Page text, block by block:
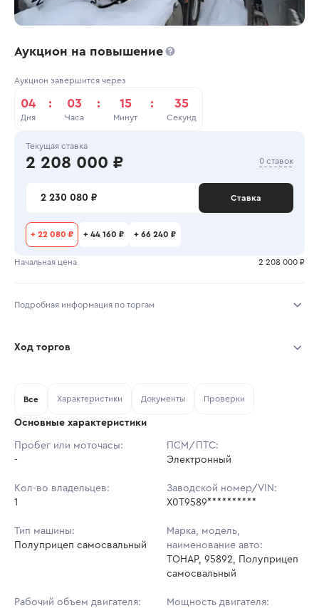
Аукцион на повышение
Аукцион завершится через
04
Дня
: 03
Часа
: 15
Минут
: 35
Секунд
Текущая ставка
2 208 000 ₽ 0 ставок
2 230 080 ₽ Ставка
+ 22 080 ₽ + 44 160 ₽ + 66 240 ₽
Начальная цена 2 208 000 ₽
Подробная информация по торгам
Тип аукциона: Открытые торги
Шаг торгов: 22 080 ₽
Кол-во ставок:
Ход торгов
Ставок не найдено
в аукционах
Все Характеристики Документы Проверки
Основные характеристики
Пробег или моточасы:
-
ПСМ/ПТС:
Электронный
Кол-во владельцев:
1
Заводской номер/VIN:
X0T9589**********
Тип машины:
Полуприцеп самосвальный
Марка, модель,
наименование авто:
ТОНАР, 95892, Полуприцеп
самосвальный
Рабочий объем двигателя:
Мощность двигателя: